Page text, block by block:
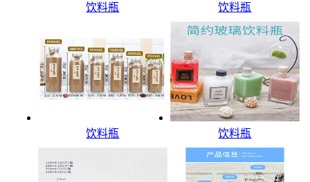
饮料瓶 饮料瓶
饮料瓶 饮料瓶